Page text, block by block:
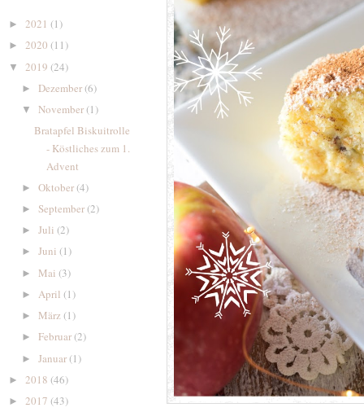
► 2021 (1)
► 2020 (11)
▼ 2019 (24)
► Dezember(6)
▼ November(1)
Bratapfel Biskuitrolle
- Köstliches zum 1.
Advent
► Oktober(4)
► September(2)
► Juli (2)
► Juni (1)
► Mai (3)
► April (1)
► März(1)
► Februar(2)
► Januar(1)
► 2018 (46)
► 2017 (43)